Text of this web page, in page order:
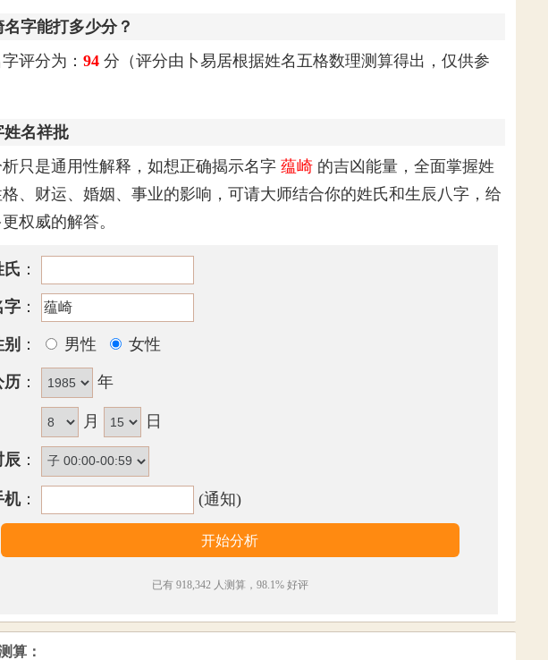
名字能打多少分？
评分为： 94 分（评分由卜易居根据姓名五格数理测算得出，仅供参
姓名祥批
析只是通用性解释，如想正确揭示名字 蕴崎 的吉凶能量，全面掌握姓
、财运、婚姻、事业的影响，可请大师结合你的姓氏和生辰八字，给
权威的解答。
氏 ：
字 ：
： 男性 女性
历 ： 年
月 日
辰 ：
机： (通知)
已有 918,342 人测算，98.1% 好评
算：